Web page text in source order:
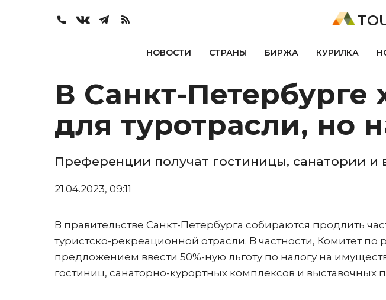
НОВОСТИ СТРАНЫ БИРЖА КУРИЛКА
В Санкт-Петербурге
для туротрасли, но
Преференции получат гостиницы, санатории и
21.04.2023, 09:11
В правительстве Санкт-Петербурга собираются продлить
туристско-рекреационной отрасли. В частности, Комитет по
предложением ввести 50%-ную льготу по налогу на
гостиниц, санаторно-курортных комплексов и выставочных